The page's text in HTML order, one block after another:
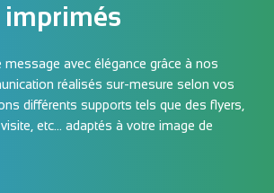
message avec élégance grâce à nos
réalisés sur-mesure selon vos
différents supports tels que des flyers,
etc… adaptés à votre image de